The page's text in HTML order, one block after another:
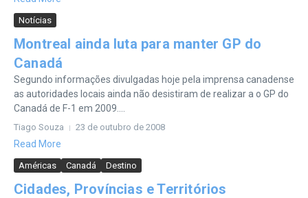
Notícias
Montreal ainda luta para manter GP do
Canadá
Segundo informações divulgadas hoje pela imprensa canadense
as autoridades locais ainda não desistiram de realizar a o GP do
Canadá de F-1 em 2009....
Tiago Souza 23 de outubro de 2008
Read More
Américas Canadá Destino
Cidades, Províncias e Territórios